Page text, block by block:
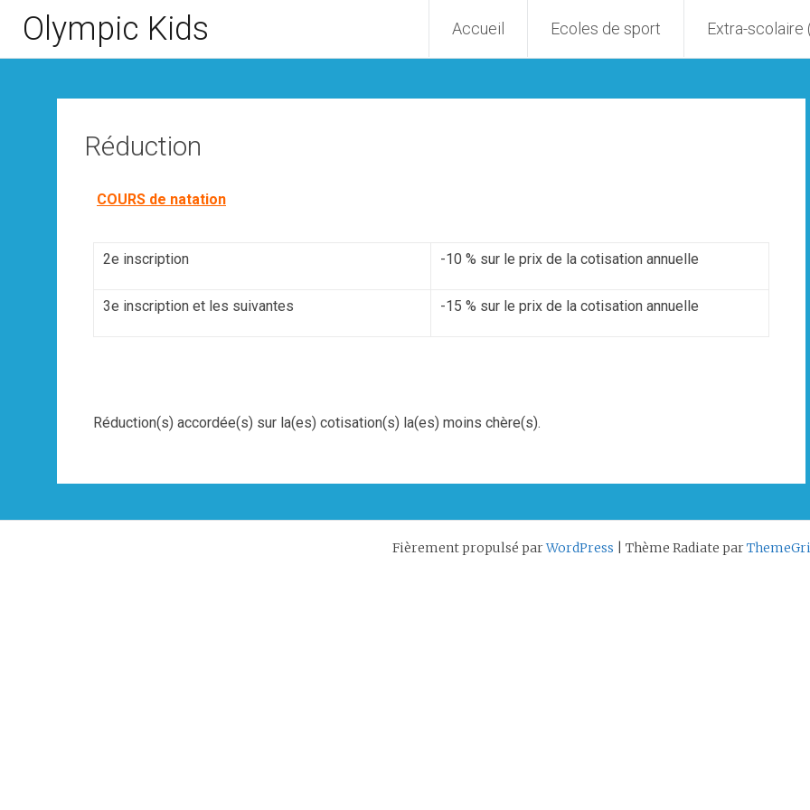
Olympic Kids Accueil Ecoles de sport Extra-scolaire
Réduction
COURS de natation
2e inscription -10 % sur le prix de la cotisation annuelle
3e inscription et les suivantes -15 % sur le prix de la cotisation annuelle
Réduction(s) accordée(s) sur la(es) cotisation(s) la(es) moins chère(s).
Fièrement propulsé parWordPress Thème Radiate par